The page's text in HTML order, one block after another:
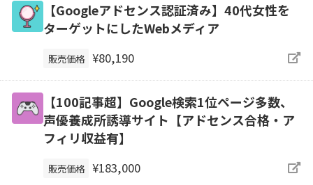
【Googleアドセンス認証済み】40代女性を
ターゲットにしたWebメディア
販売価格 ¥80,190
【100記事超】Google検索1位ページ多数、
声優養成所誘導サイト【アドセンス合格・ア
フィリ収益有】
販売価格 ¥183,000